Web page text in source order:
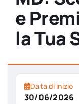
e
la Tua
Data di inizio
30/06/2026